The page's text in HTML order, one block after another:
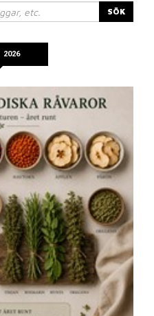
SÖK